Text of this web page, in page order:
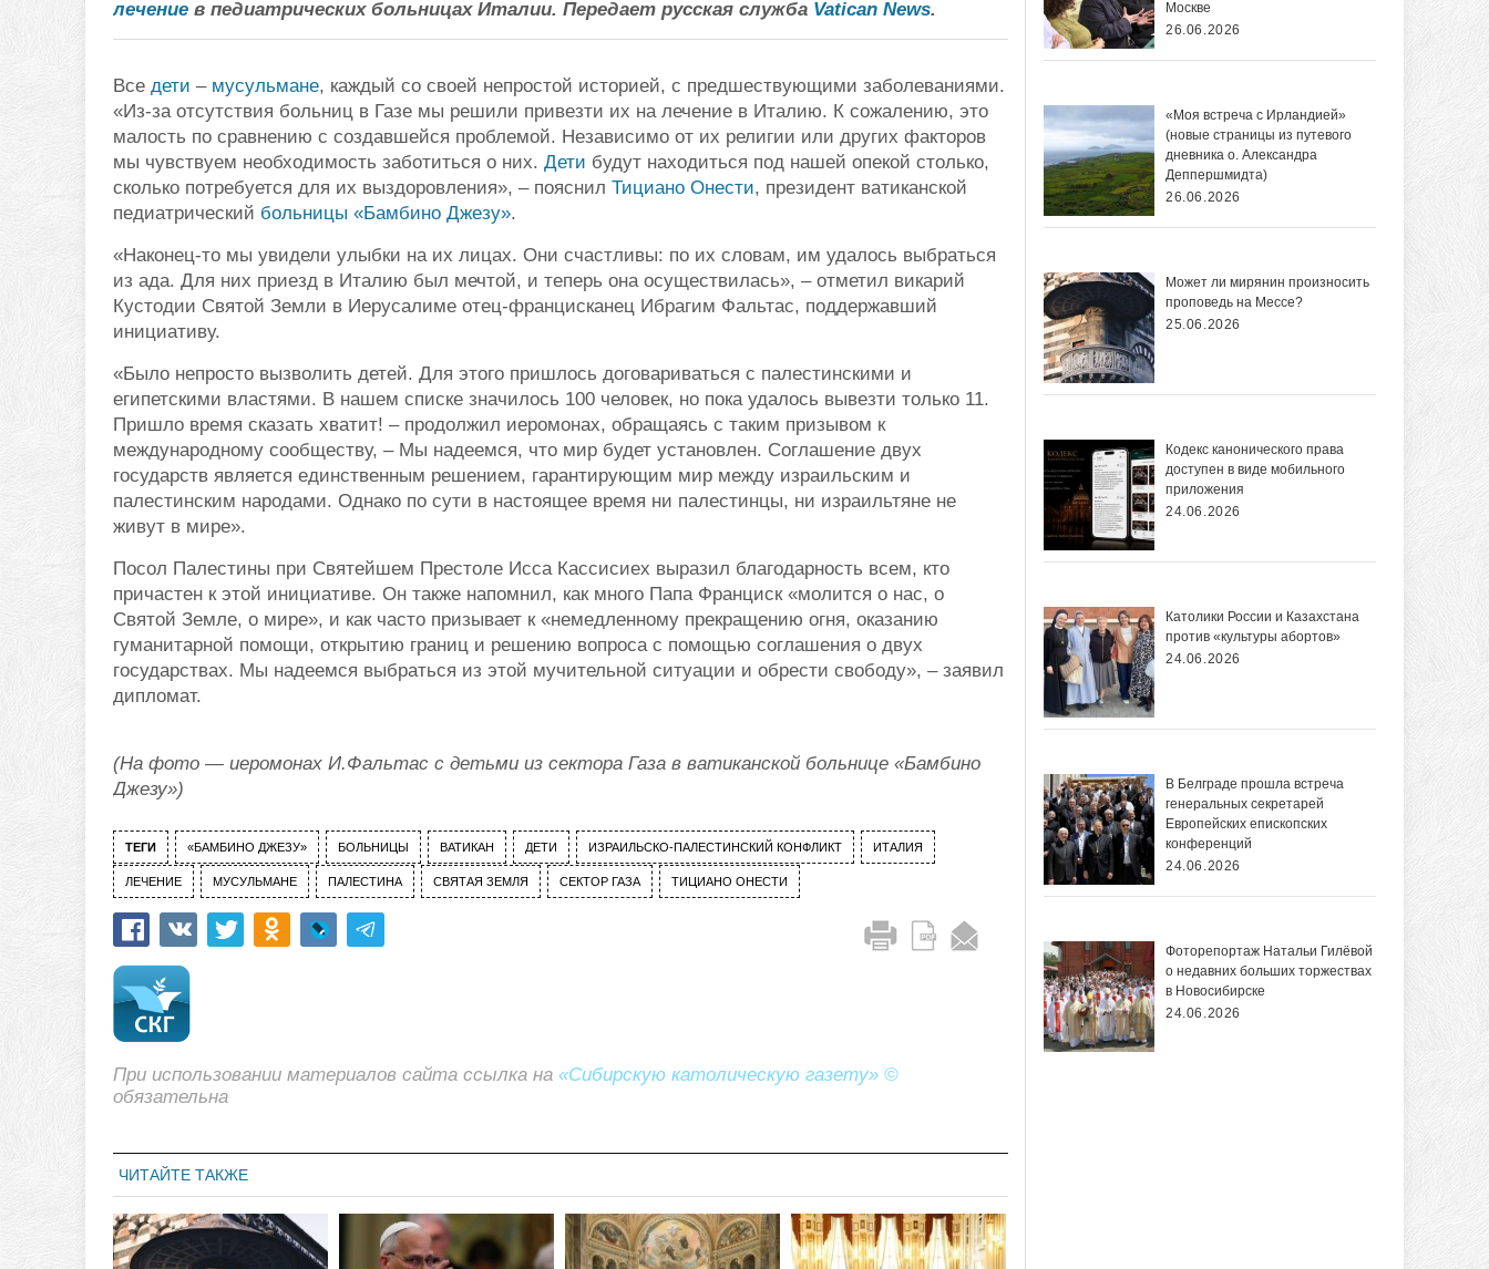
лечение в педиатрических больницах Италии. Передает русская служба Vatican News.
Все дети ‒ мусульмане, каждый со своей непростой историей, с предшествующими заболеваниями.
«Из-за отсутствия больниц в Газе мы решили привезти их на лечение в Италию. К сожалению, это
малость по сравнению с создавшейся проблемой. Независимо от их религии или других факторов
мы чувствуем необходимость заботиться о них. Дети будут находиться под нашей опекой столько,
сколько потребуется для их выздоровления», ‒ пояснил Тициано Онести, президент ватиканской
педиатрический больницы «Бамбино Джезу».
«Наконец-то мы увидели улыбки на их лицах. Они счастливы: по их словам, им удалось выбраться
из ада. Для них приезд в Италию был мечтой, и теперь она осуществилась», ‒ отметил викарий
Кустодии Святой Земли в Иерусалиме отец-францисканец Ибрагим Фальтас, поддержавший
инициативу.
«Было непросто вызволить детей. Для этого пришлось договариваться с палестинскими и
египетскими властями. В нашем списке значилось 100 человек, но пока удалось вывезти только 11.
Пришло время сказать хватит! ‒ продолжил иеромонах, обращаясь с таким призывом к
международному сообществу, ‒ Мы надеемся, что мир будет установлен. Соглашение двух
государств является единственным решением, гарантирующим мир между израильским и
палестинским народами. Однако по сути в настоящее время ни палестинцы, ни израильтяне не
живут в мире».
Посол Палестины при Святейшем Престоле Исса Кассисиех выразил благодарность всем, кто
причастен к этой инициативе. Он также напомнил, как много Папа Франциск «молится о нас, о
Святой Земле, о мире», и как часто призывает к «немедленному прекращению огня, оказанию
гуманитарной помощи, открытию границ и решению вопроса с помощью соглашения о двух
государствах. Мы надеемся выбраться из этой мучительной ситуации и обрести свободу», ‒ заявил
дипломат.
(На фото — иеромонах И.Фальтас с детьми из сектора Газа в ватиканской больнице «Бамбино
Джезу»)
ТЕГИ «БАМБИНО ДЖЕЗУ» БОЛЬНИЦЫ ВАТИКАН ДЕТИ ИЗРАИЛЬСКО-ПАЛЕСТИНСКИЙ КОНФЛИКТ ИТАЛИЯ
ЛЕЧЕНИЕ МУСУЛЬМАНЕ ПАЛЕСТИНА СВЯТАЯ ЗЕМЛЯ СЕКТОР ГАЗА ТИЦИАНО ОНЕСТИ
При использовании материалов сайта ссылка на «Сибирскую католическую газету» ©
обязательна
ЧИТАЙТЕ ТАКЖЕ
Москве
26.06.2026
«Моя встреча с Ирландией»
(новые страницы из путевого
дневника о. Александра
Деппершмидта)
26.06.2026
Может ли мирянин произносить
проповедь на Мессе?
25.06.2026
Кодекс канонического права
доступен в виде мобильного
приложения
24.06.2026
Католики России и Казахстана
против «культуры абортов»
24.06.2026
В Белграде прошла встреча
генеральных секретарей
Европейских епископских
конференций
24.06.2026
Фоторепортаж Натальи Гилёвой
о недавних больших торжествах
в Новосибирске
24.06.2026